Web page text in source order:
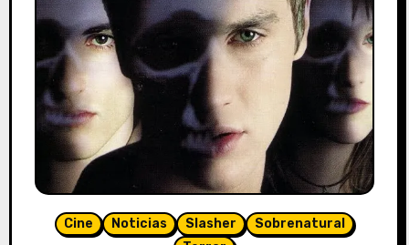
Cine Noticias Slasher
Sobrenatural